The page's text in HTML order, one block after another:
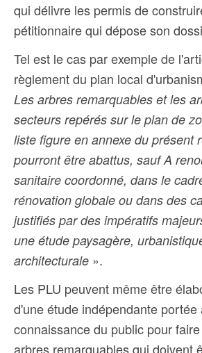
qui délivre les permis de
pétitionnaire qui dépose son
Tel est le cas par exemple de
règlement du plan local
Les arbres remarquables et les
secteurs repérés sur le plan de
liste figure en annexe du présent
pourront être abattus, sauf A
sanitaire coordonné, dans le
rénovation globale ou dans des
justifiés par des impératifs
une étude paysagère,
architecturale ».
Les PLU peuvent même être
d'une étude indépendante portée
connaissance du public pour
arbres remarquables qui doivent